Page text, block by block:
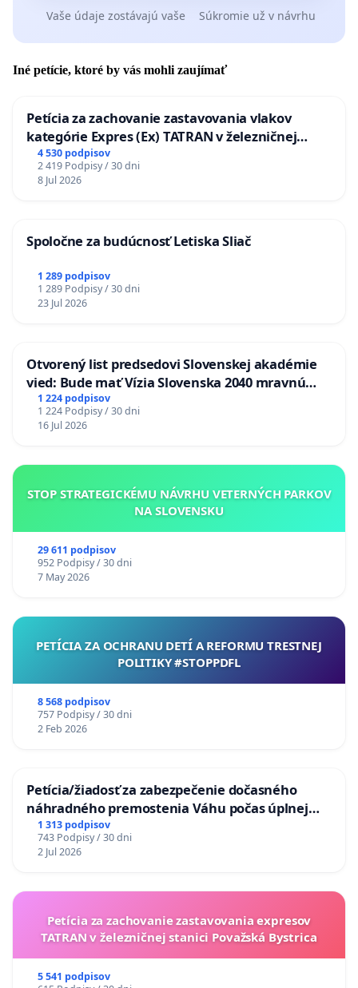
Vaše údaje zostávajú vaše Súkromie už v návrhu
Iné petície, ktoré by vás mohli zaujímať
Petícia za zachovanie zastavovania vlakov
kategórie Expres (Ex) TATRAN v železničnej
stanici Púchov
4 530 podpisov
2 419 Podpisy / 30 dni
8 Jul 2026
Spoločne za budúcnosť Letiska Sliač
1 289 podpisov
1 289 Podpisy / 30 dni
23 Jul 2026
Otvorený list predsedovi Slovenskej akadémie
vied: Bude mať Vízia Slovenska 2040 mravnú
chrbticu?
1 224 podpisov
1 224 Podpisy / 30 dni
16 Jul 2026
STOP STRATEGICKÉMU NÁVRHU VETERNÝCH PARKOV
NA SLOVENSKU
29 611 podpisov
952 Podpisy / 30 dni
7 May 2026
PETÍCIA ZA OCHRANU DETÍ A REFORMU TRESTNEJ
POLITIKY #STOPPDFL
8 568 podpisov
757 Podpisy / 30 dni
2 Feb 2026
Petícia/žiadosť za zabezpečenie dočasného
náhradného premostenia Váhu počas úplnej
uzávery Vážskeho mosta v Komárne
1 313 podpisov
743 Podpisy / 30 dni
2 Jul 2026
Petícia za zachovanie zastavovania expresov
TATRAN v železničnej stanici Považská Bystrica
5 541 podpisov